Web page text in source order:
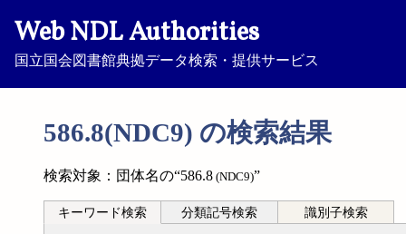
Web NDL Authorities
国立国会図書館典拠データ検索・提供サービス
586.8(NDC9) の検索結果
検索対象：団体名の“586.8 (NDC9)”
キーワード検索 分類記号検索 識別子検索